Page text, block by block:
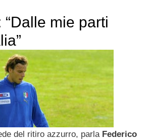
“Dalle mie parti
del ritiro azzurro, parla Federico